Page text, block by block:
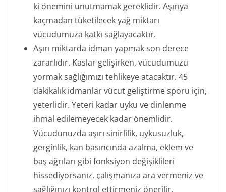
ki önemini unutmamak gereklidir. Aşırıya
kaçmadan tüketilecek yağ miktarı
vücudumuza katkı sağlayacaktır.
Aşırı miktarda idman yapmak son derece
zararlıdır. Kaslar gelişirken, vücudumuzu
yormak sağlığımızı tehlikeye atacaktır. 45
dakikalık idmanlar vücut geliştirme sporu için,
yeterlidir. Yeteri kadar uyku ve dinlenme
ihmal edilemeyecek kadar önemlidir.
Vücudunuzda aşırı sinirlilik, uykusuzluk,
gerginlik, kan basıncında azalma, eklem ve
baş ağrıları gibi fonksiyon değişiklileri
hissediyorsanız, çalışmanıza ara vermeniz ve
sağlığınızı kontrol ettirmeniz önerilir.